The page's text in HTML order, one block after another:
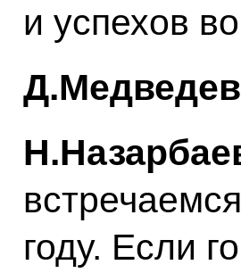
и успехов
году. Если